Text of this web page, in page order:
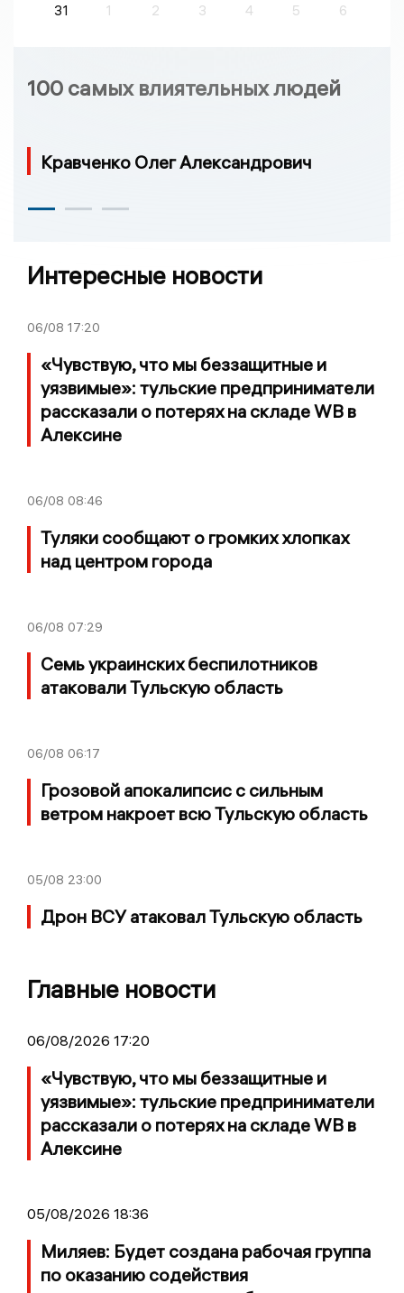
31
1 2 3 4 5 6
100 самых влиятельных людей
Кравченко Олег Александрович
Интересные новости
06/08 17:20
«Чувствую, что мы беззащитные и
уязвимые»: тульские предприниматели
рассказали о потерях на складе WB в
Алексине
06/08 08:46
Туляки сообщают о громких хлопках
над центром города
06/08 07:29
Семь украинских беспилотников
атаковали Тульскую область
06/08 06:17
Грозовой апокалипсис с сильным
ветром накроет всю Тульскую область
05/08 23:00
Дрон ВСУ атаковал Тульскую область
Главные новости
06/08/2026 17:20
«Чувствую, что мы беззащитные и
уязвимые»: тульские предприниматели
рассказали о потерях на складе WB в
Алексине
05/08/2026 18:36
Миляев: Будет создана рабочая группа
по оказанию содействия